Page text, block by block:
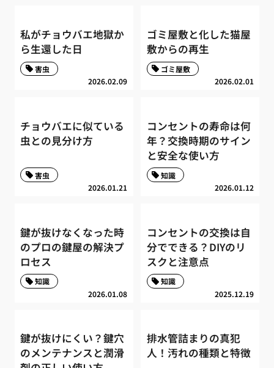
私がチョウバエ地獄か
ら生還した日
2026.02.09
害虫
ゴミ屋敷と化した猫屋
敷からの再生
2026.02.01
ゴミ屋敷
チョウバエに似ている
虫との見分け方
2026.01.21
害虫
コンセントの寿命は何
年？交換時期のサイン
と安全な使い方
2026.01.12
知識
鍵が抜けなくなった時
のプロの鍵屋の解決プ
ロセス
2026.01.08
知識
コンセントの交換は自
分でできる？DIYのリ
スクと注意点
2025.12.19
知識
鍵が抜けにくい？鍵穴
のメンテナンスと潤滑
排水管詰まりの真犯
人！汚れの種類と特徴